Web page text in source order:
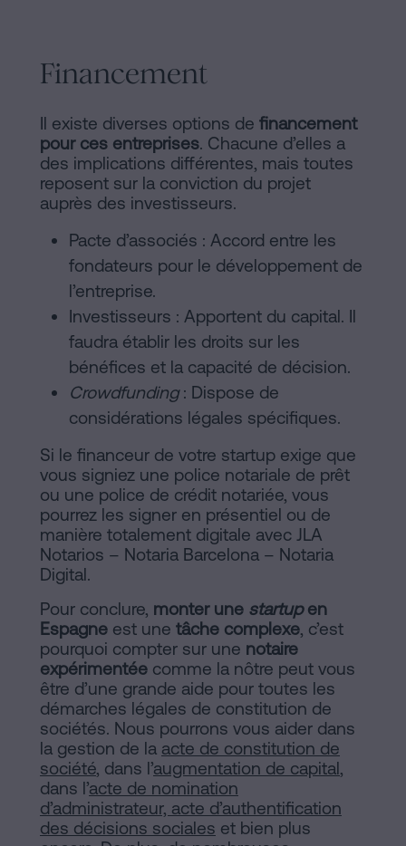
Financement
Il existe diverses options de financement
pour ces entreprises. Chacune d’elles a
des implications différentes, mais toutes
reposent sur la conviction du projet
auprès des investisseurs.
Pacte d’associés : Accord entre les
fondateurs pour le développement de
l’entreprise.
Investisseurs : Apportent du capital. Il
faudra établir les droits sur les
bénéfices et la capacité de décision.
Crowdfunding: Dispose de
considérations légales spécifiques.
Si le financeur de votre startup exige que
vous signiez une police notariale de prêt
ou une police de crédit notariée, vous
pourrez les signer en présentiel ou de
manière totalement digitale avec JLA
Notarios – Notaria Barcelona – Notaria
Digital.
Pour conclure, monter une startupen
Espagne est une tâche complexe, c’est
pourquoi compter sur une notaire
expérimentée comme la nôtre peut vous
être d’une grande aide pour toutes les
démarches légales de constitution de
sociétés. Nous pourrons vous aider dans
la gestion de la acte de constitution de
société, dans l’augmentation de capital,
dans l’acte de nomination
d’administrateur, acte d’authentification
des décisions sociales et bien plus